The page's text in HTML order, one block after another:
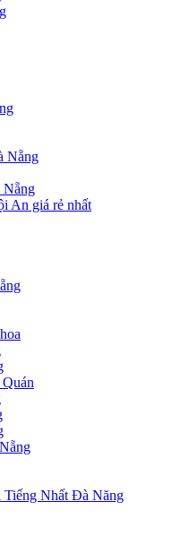
Nẵng
Nẵng
An giá rẻ nhất
Tiếng Nhất Đà Năng